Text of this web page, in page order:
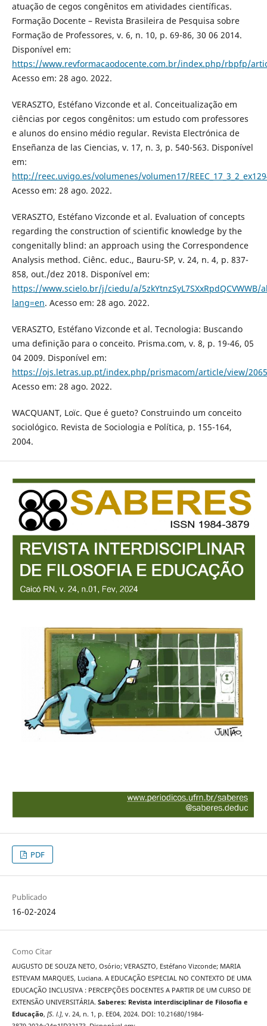
atuação de cegos congênitos em atividades científicas.
Formação Docente – Revista Brasileira de Pesquisa sobre
Formação de Professores, v. 6, n. 10, p. 69-86, 30 06 2014.
Disponível em:
https://www.revformacaodocente.com.br/index.php/rbpfp/
Acesso em: 28 ago. 2022.
VERASZTO, Estéfano Vizconde et al. Conceitualização em
ciências por cegos congênitos: um estudo com professores
e alunos do ensino médio regular. Revista Electrónica de
Enseñanza de las Ciencias, v. 17, n. 3, p. 540-563. Disponível
em:
http://reec.uvigo.es/volumenes/volumen17/
Acesso em: 28 ago. 2022.
VERASZTO, Estéfano Vizconde et al. Evaluation of concepts
regarding the construction of scientific knowledge by the
congenitally blind: an approach using the Correspondence
Analysis method. Ciênc. educ., Bauru-SP, v. 24, n. 4, p. 837-
858, out./dez 2018. Disponível em:
https://www.scielo.br/j/ciedu/a/5zkYtnzSyL7SXxRpdQCVWWB/
lang=en. Acesso em: 28 ago. 2022.
VERASZTO, Estéfano Vizconde et al. Tecnologia: Buscando
uma definição para o conceito. Prisma.com, v. 8, p. 19-46, 05
04 2009. Disponível em:
https://ojs.letras.up.pt/index.php/prismacom/article/view/
Acesso em: 28 ago. 2022.
WACQUANT, Loïc. Que é gueto? Construindo um conceito
sociológico. Revista de Sociologia e Política, p. 155-164,
2004.
PDF
Publicado
16-02-2024
Como Citar
AUGUSTO DE SOUZA NETO, Osório; VERASZTO, Estéfano Vizconde; MARIA
ESTEVAM MARQUES, Luciana. A EDUCAÇÃO ESPECIAL NO CONTEXTO DE UMA
EDUCAÇÃO INCLUSIVA : PERCEPÇÕES DOCENTES A PARTIR DE UM CURSO DE
EXTENSÃO UNIVERSITÁRIA. Saberes: Revista interdisciplinar de Filosofia e
Educação, [S. l.], v. 24, n. 1, p. EE04, 2024. DOI: 10.21680/1984-